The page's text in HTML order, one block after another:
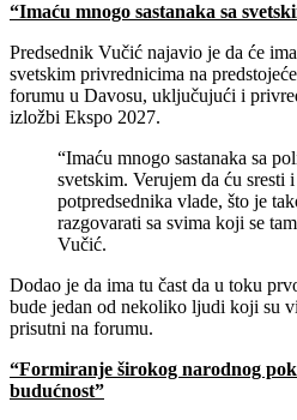
“Imaću mnogo sastanaka sa
Predsednik Vučić najavio je da će
svetskim privrednicima na
forumu u Davosu, uključujući i
izložbi Ekspo 2027.
“Imaću mnogo sastanaka sa
svetskim. Verujem da ću sresti
potpredsednika vlade, što je
razgovarati sa svima koji se
Vučić.
Dodao je da ima tu čast da u toku
bude jedan od nekoliko ljudi koji su
prisutni na forumu.
“Formiranje širokog narodnog
budućnost”